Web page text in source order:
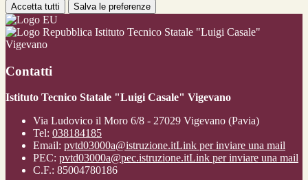
Accetta tutti Salva le preferenze
Istituto Tecnico Statale "Luigi Casale"
Vigevano
Contatti
Istituto Tecnico Statale "Luigi Casale" Vigevano
Via Ludovico il Moro 6/8 - 27029 Vigevano (Pavia)
Tel: 038184185
Email: pvtd03000a@istruzione.itLink per inviare una mail
PEC: pvtd03000a@pec.istruzione.itLink per inviare una mail
C.F.: 85004780186